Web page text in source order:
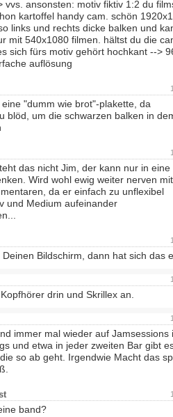
vvs. ansonsten: motiv fiktiv 1:2 du
kartoffel handy cam. schön
links und rechts dicke balken und
mit 540x1080 filmen. hältst du die
sich fürs motiv gehört hochkant -->
auflösung
"dumm wie brot"-plakette, da
blöd, um die schwarzen balken in
das nicht Jim, der kann nur in eine
Wird wohl ewig weiter nerven mit
da er einfach zu unflexibel
und Medium aufeinander
Bildschirm, dann hat sich das
drin und Skrillex an.
immer mal wieder auf Jamsessions
und etwa in jeder zweiten Bar gibt
so ab geht. Irgendwie Macht das
band?